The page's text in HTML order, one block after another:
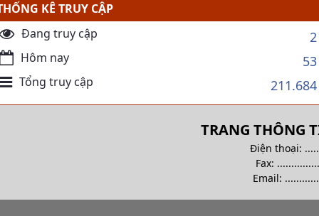
KÊ TRUY CẬP
Đang truy cập
2
Hôm nay 53
Tổng truy cập 211.684
TRANG THÔNG
Điện thoại:
Fax:
Email: